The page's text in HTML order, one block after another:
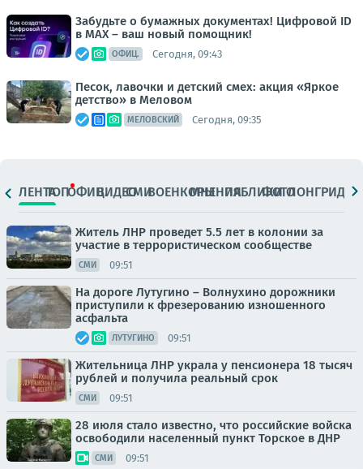
Забудьте о бумажных документах! Цифровой ID
в MAX – ваш новый помощник!
ОФИЦ. Сегодня, 09:43
Песок, лавочки и детский смех: акция «Яркое
детство» в Меловом
МЕЛОВСКИЙ Сегодня, 09:35
ЛЕНТАТОПОФИЦ.ВИДЕОСМИВОЕНКОРЫМНЕНИЯПАБЛИКИ
ФОТОЛОНГРИДЫ
Житель ЛНР проведет 5.5 лет в колонии за
участие в террористическом сообществе
СМИ 09:51
На дороге Лутугино – Волнухино дорожники
приступили к фрезерованию изношенного
асфальта
ЛУТУГИНО 09:51
Жительница ЛНР украла у пенсионера 18 тысяч
рублей и получила реальный срок
СМИ 09:51
28 июля стало известно, что российские войска
освободили населенный пункт Торское в ДНР
СМИ 09:51